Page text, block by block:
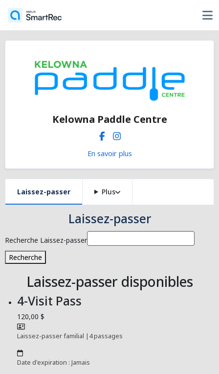
Kelowna Paddle Centre
En savoir plus
Laissez-passer Plus
Laissez-passer
Recherche Laissez-passer
Recherche
Laissez-passer disponibles
4-Visit Pass
120,00 $
Laissez-passer familial | 4 passages
Date d'expiration : Jamais